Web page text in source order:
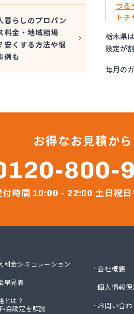
つる
ト
マイ
ミラ
烏山
烏山
横川
河
河内
株式
株
株式
株式
株式
株式
株
栃木県
設定が
毎月の
暮らしのプロパン
料金・地域相場
安くする方法や悩
例も
お得なお見積か
800-
付時間 10:00 - 22:00 土日祝
料金シミュレーション
早見表
とは？
金設定を解説
会社概要
個人情報
お問い合